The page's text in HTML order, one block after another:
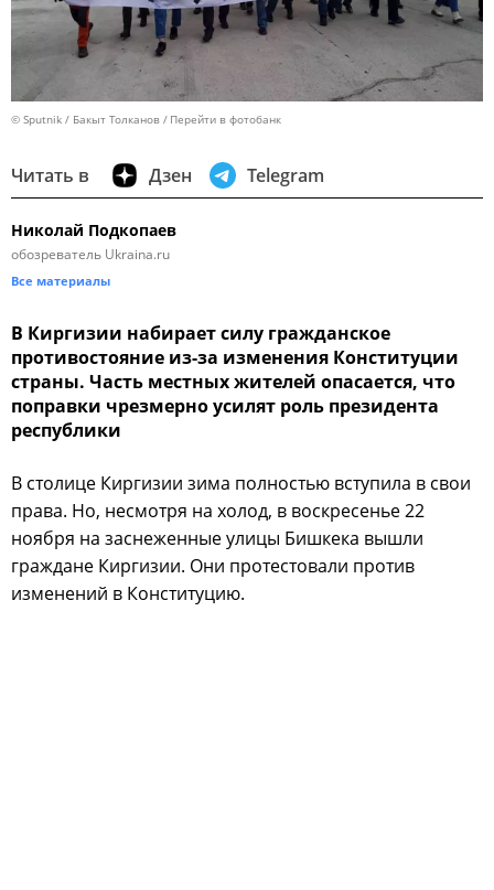
© Sputnik / Бакыт Толканов Перейти в фотобанк
Читать в Дзен Telegram
Николай Подкопаев
обозреватель Ukraina.ru
Все материалы
В Киргизии набирает силу гражданское
противостояние из-за изменения Конституции
страны. Часть местных жителей опасается, что
поправки чрезмерно усилят роль президента
республики
В столице Киргизии зима полностью вступила в свои
права. Но, несмотря на холод, в воскресенье 22
ноября на заснеженные улицы Бишкека вышли
граждане Киргизии. Они протестовали против
изменений в Конституцию.